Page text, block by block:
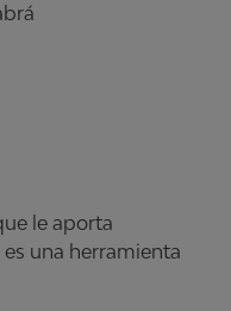
le aporta
una herramienta